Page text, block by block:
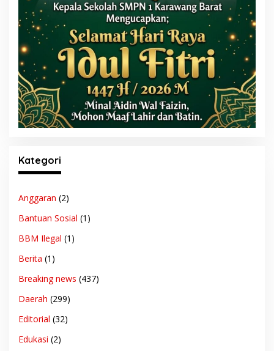
Kategori
Anggaran (2)
Bantuan Sosial (1)
BBM Ilegal (1)
Berita (1)
Breaking news (437)
Daerah (299)
Editorial (32)
Edukasi (2)